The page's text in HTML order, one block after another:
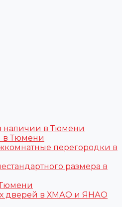
наличии в Тюмени
в Тюмени
перегородки в
размера в
дверей в ХМАО и ЯНАО